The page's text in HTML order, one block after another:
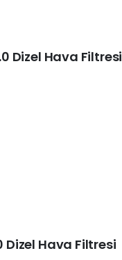
Dizel Hava Filtresi
Dizel Hava Filtresi